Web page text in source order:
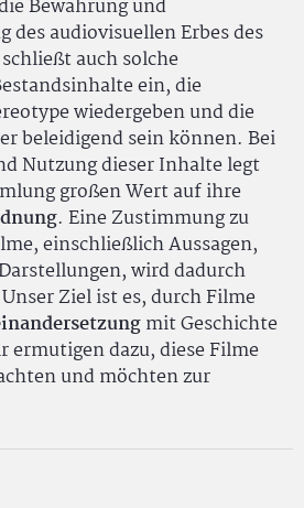
Bewahrung und
des audiovisuellen Erbes des
auch solche
ein, die
wiedergeben und die
beleidigend sein können. Bei
Nutzung dieser Inhalte legt
großen Wert auf ihre
. Eine Zustimmung zu
einschließlich Aussagen,
wird dadurch
Ziel ist es, durch Filme
mit Geschichte
ermutigen dazu, diese Filme
und möchten zur